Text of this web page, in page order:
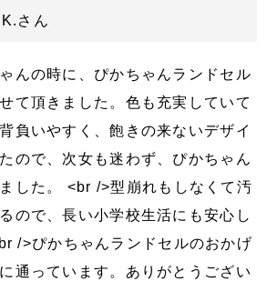
さん
んの時に、ぴかちゃんランドセル
て頂きました。色も充実していて
負いやすく、飽きの来ないデザイ
ので、次女も迷わず、ぴかちゃん
した。 <br />型崩れもしなくて汚
ので、長い小学校生活にも安心し
/>ぴかちゃんランドセルのおかげ
通っています。ありがとうござい